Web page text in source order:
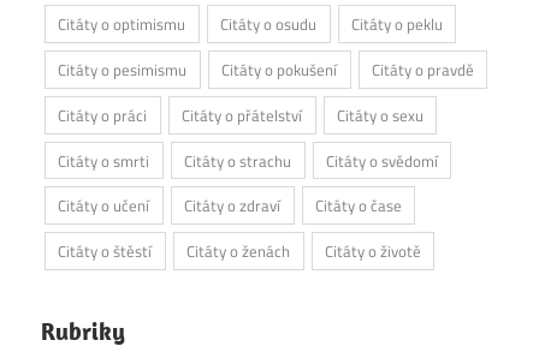
Citáty o optimismu Citáty o osudu
Citáty o peklu
Citáty o pesimismu
Citáty o pokušení
Citáty o pravdě
Citáty o práci
Citáty o přátelství
Citáty o sexu
Citáty o smrti
Citáty o strachu
Citáty o svědomí
Citáty o učení
Citáty o zdraví
Citáty o čase
Citáty o štěstí
Citáty o ženách Citáty o životě
Rubriky